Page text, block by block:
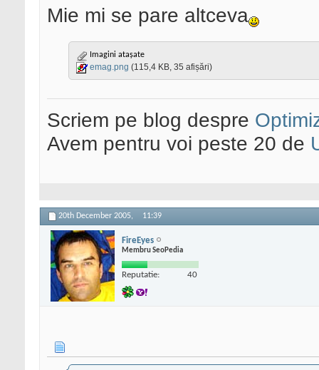
Mie mi se pare altceva
Imagini atașate
emag.png (115,4 KB, 35 afișări)
Scriem pe blog despre
Avem pentru voi peste 20 de
20th December 2005, 11:39
FireEyes
Membru SeoPedia
Reputatie: 40